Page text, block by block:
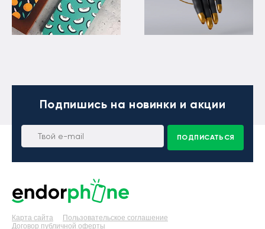
Подпишись на новинки и акции
ПОДПИСАТЬСЯ
Карта сайта
Пользовательское соглашение
Договор публичной оферты